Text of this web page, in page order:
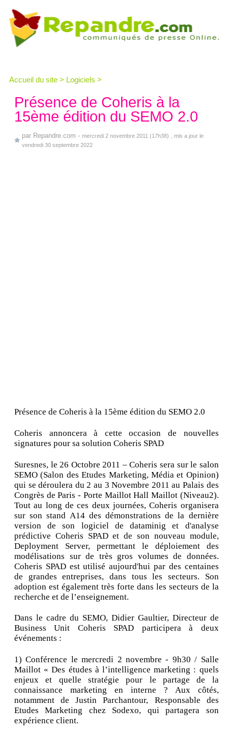
Accueil du site > Logiciels >
Présence de Coheris à la
15ème édition du SEMO 2.0
par Repandre.com - mercredi 2 novembre 2011 (17h38)
, mis a jour le
vendredi 30 septembre 2022
Présence de Coheris à la 15ème édition du SEMO 2.0
Coheris annoncera à cette occasion de nouvelles
signatures pour sa solution Coheris SPAD
Suresnes, le 26 Octobre 2011 – Coheris sera sur le salon
SEMO (Salon des Etudes Marketing, Média et Opinion)
qui se déroulera du 2 au 3 Novembre 2011 au Palais des
Congrès de Paris - Porte Maillot Hall Maillot (Niveau2).
Tout au long de ces deux journées, Coheris organisera
sur son stand A14 des démonstrations de la dernière
version de son logiciel de dataminig et d'analyse
prédictive Coheris SPAD et de son nouveau module,
Deployment Server, permettant le déploiement des
modélisations sur de très gros volumes de données.
Coheris SPAD est utilisé aujourd'hui par des centaines
de grandes entreprises, dans tous les secteurs. Son
adoption est également très forte dans les secteurs de la
recherche et de l’enseignement.
Dans le cadre du SEMO, Didier Gaultier, Directeur de
Business Unit Coheris SPAD participera à deux
événements :
1) Conférence le mercredi 2 novembre - 9h30 / Salle
Maillot « Des études à l’intelligence marketing : quels
enjeux et quelle stratégie pour le partage de la
connaissance marketing en interne ? Aux côtés,
notamment de Justin Parchantour, Responsable des
Etudes Marketing chez Sodexo, qui partagera son
expérience client.